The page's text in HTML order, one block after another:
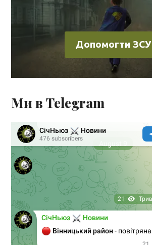
Допомогти ЗСУ
Ми в Telegram